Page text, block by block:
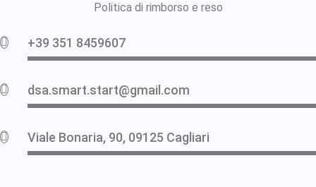
Politica di rimborso e reso
+39 351 8459607
dsa.smart.start@gmail.com
Viale Bonaria, 90, 09125 Cagliari